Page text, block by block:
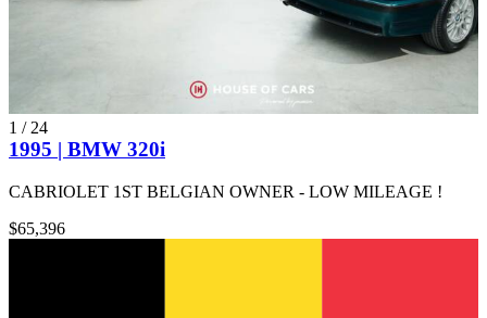
1 / 24
1995 | BMW 320i
CABRIOLET 1ST BELGIAN OWNER - LOW MILEAGE !
$65,396